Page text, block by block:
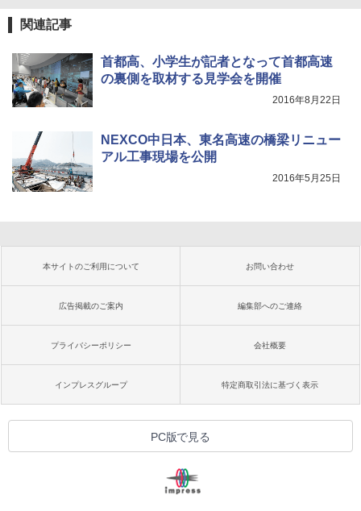
関連記事
首都高、小学生が記者となって首都高速
の裏側を取材する見学会を開催
2016年8月22日
NEXCO中日本、東名高速の橋梁リニュー
アル工事現場を公開
2016年5月25日
本サイトのご利用について お問い合わせ
広告掲載のご案内 編集部へのご連絡
プライバシーポリシー 会社概要
インプレスグループ 特定商取引法に基づく表示
PC版で見る